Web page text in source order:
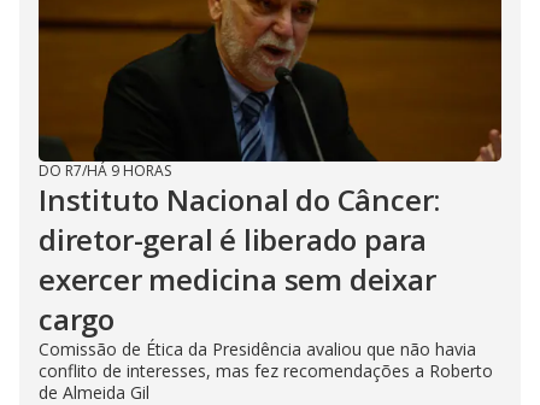
DO R7/HÁ 9 HORAS
Instituto Nacional do Câncer:
diretor-geral é liberado para
exercer medicina sem deixar
cargo
Comissão de Ética da Presidência avaliou que não havia
conflito de interesses, mas fez recomendações a Roberto
de Almeida Gil